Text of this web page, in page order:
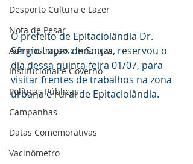
Desporto Cultura e Lazer
Nota de Pesar
Administração e Finanças
Institucional e Governo
Políticas Públicas
Campanhas
Datas Comemorativas
Vacinômetro
O prefeito de Epitaciolândia Dr.
Sérgio Lopes de Souza, reservou o
dia dessa quinta-feira 01/07, para
visitar frentes de trabalhos na zona
urbana e rural de Epitaciolândia.